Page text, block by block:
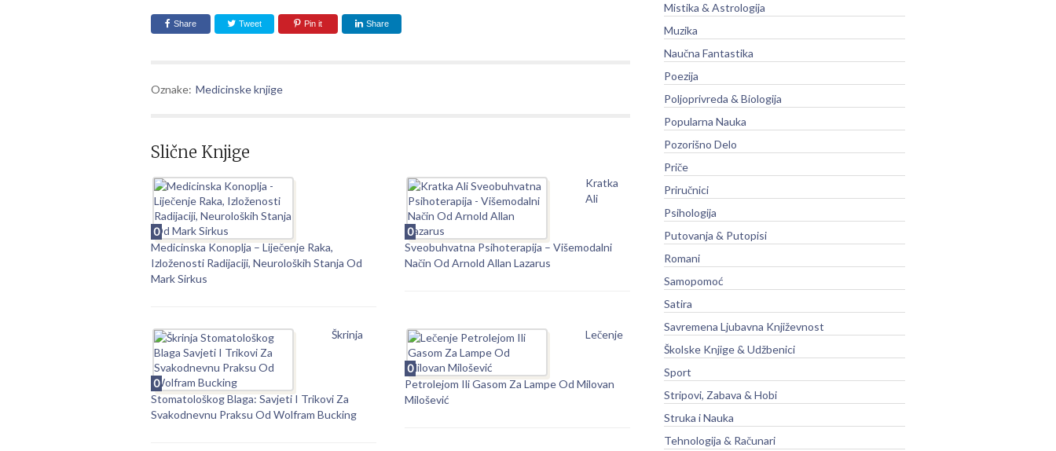
Share Tweet Pin it Share
Oznake: Medicinske knjige
Slične Knjige
0
Medicinska Konoplja – Liječenje Raka,
Izloženosti Radijaciji, Neuroloških Stanja Od
Mark Sirkus
0
Kratka
Ali
Sveobuhvatna Psihoterapija – Višemodalni
Način Od Arnold Allan Lazarus
0
Škrinja
Stomatološkog Blaga: Savjeti I Trikovi Za
Svakodnevnu Praksu Od Wolfram Bucking
0
Lečenje
Petrolejom Ili Gasom Za Lampe Od Milovan
Milošević
Mistika & Astrologija
Muzika
Naučna Fantastika
Poezija
Poljoprivreda & Biologija
Popularna Nauka
Pozorišno Delo
Priče
Priručnici
Psihologija
Putovanja & Putopisi
Romani
Samopomoć
Satira
Savremena Ljubavna Književnost
Školske Knjige & Udžbenici
Sport
Stripovi, Zabava & Hobi
Struka i Nauka
Tehnologija & Računari